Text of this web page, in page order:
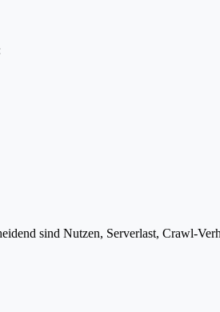
sind Nutzen, Serverlast, Crawl-